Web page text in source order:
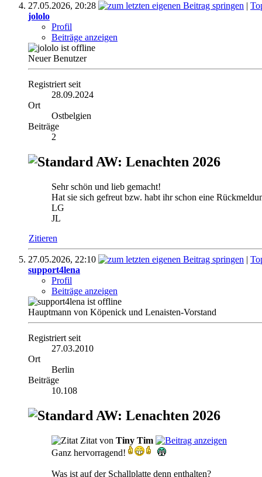
27.05.2026, 20:28 |
jololo
Profil
Beiträge anzeigen
Neuer Benutzer
Registriert seit
28.09.2024
Ort
Ostbelgien
Beiträge
2
AW: Lenachten 2026
Sehr schön und lieb gemacht!
Hat sie sich gefreut bzw. habt ihr schon eine
LG
JL
Zitieren
27.05.2026, 22:10 |
support4lena
Profil
Beiträge anzeigen
Hauptmann von Köpenick und Lenaisten-Vorstand
Registriert seit
27.03.2010
Ort
Berlin
Beiträge
10.108
AW: Lenachten 2026
Zitat von Tiny Tim
Ganz hervorragend!
Was ist auf der Schallplatte denn enthalten?